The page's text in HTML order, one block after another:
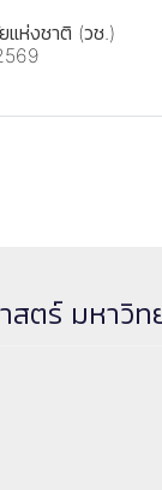
แห่งชาติ (วช.)
สตร์ มหาวิ